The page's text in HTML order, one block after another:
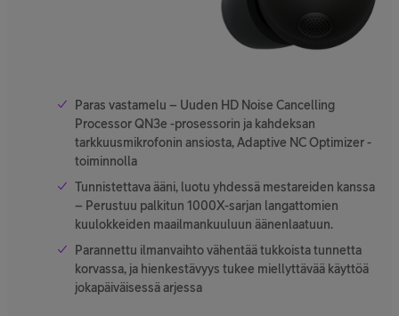
Paras vastamelu – Uuden HD Noise Cancelling
Processor QN3e -prosessorin ja kahdeksan
tarkkuusmikrofonin ansiosta, Adaptive NC Optimizer -
toiminnolla
Tunnistettava ääni, luotu yhdessä mestareiden kanssa
– Perustuu palkitun 1000X-sarjan langattomien
kuulokkeiden maailmankuuluun äänenlaatuun.
Parannettu ilmanvaihto vähentää tukkoista tunnetta
korvassa, ja hienkestävyys tukee miellyttävää käyttöä
jokapäiväisessä arjessa